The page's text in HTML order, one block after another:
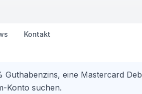
Kontakt
Guthabenzins, eine Mastercard
Konto suchen.